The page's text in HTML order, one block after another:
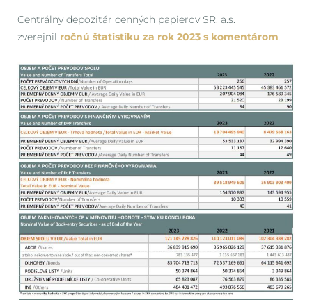
Centrálny depozitár cenných papierov SR, a.s.
zverejnil ročnú štatistiku za rok 2023 s komentárom